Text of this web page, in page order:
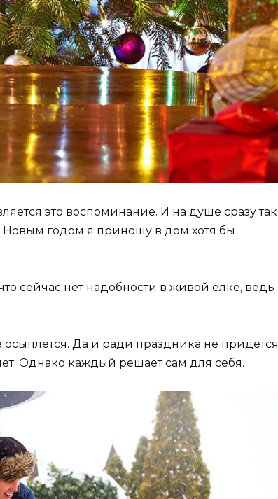
это воспоминание. И на душе сразу так
Новым годом я приношу в дом хотя бы
сейчас нет надобности в живой елке, ведь
осыплется. Да и ради праздника не придется
Однако каждый решает сам для себя.